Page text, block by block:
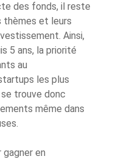
des fonds, il reste
et leurs
Ainsi,
5 ans, la priorité
au
les plus
trouve donc
même dans
en